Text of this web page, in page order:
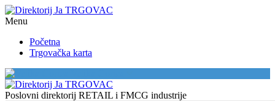
Menu
Početna
Trgovačka karta
Poslovni direktorij RETAIL i FMCG industrije